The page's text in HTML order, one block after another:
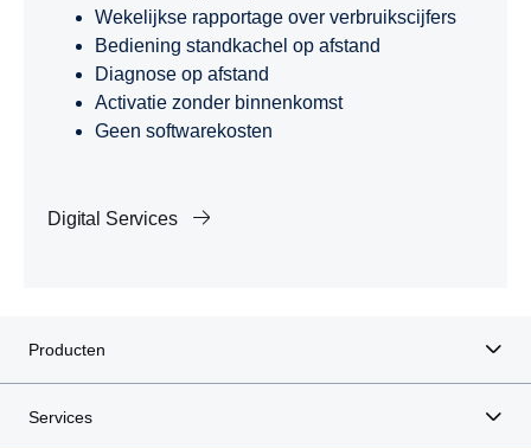
Wekelijkse rapportage over verbruikscijfers
Bediening standkachel op afstand
Diagnose op afstand
Activatie zonder binnenkomst
Geen softwarekosten
Digital Services
Producten
Services